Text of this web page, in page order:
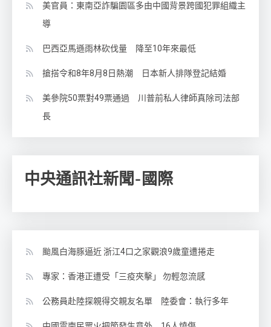
美官員：東南亞詐騙園區多由中國背景跨國犯罪組織主
導
巴西亞馬遜雨林砍伐量 降至10年來最低
搶搭令和8年8月8日熱潮 日本新人排隊登記結婚
美參院50票對49票通過 川普前私人律師真除司法部
長
中央通訊社新聞-國際
颱風白海豚逼近 浙江4口之家觀浪9歲童遭捲走
專家：香港正遭受「三疫夾擊」 勿輕忽流感
公務員赴陸探親得交親友名單 陸委會：執行多年